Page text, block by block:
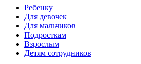
Ребенку
Для девочек
Для мальчиков
Подросткам
Взрослым
Детям сотрудников